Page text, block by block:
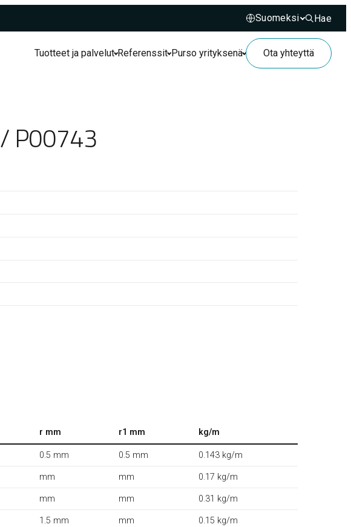
Hae
Hae
Tuotteet ja palvelut Referenssit Purso yrityksenä Ota yhteyttä
P00743
r mm r1 mm kg/m
0.5 mm 0.5 mm 0.143 kg/m
mm mm 0.17 kg/m
mm mm 0.31 kg/m
1.5 mm mm 0.15 kg/m